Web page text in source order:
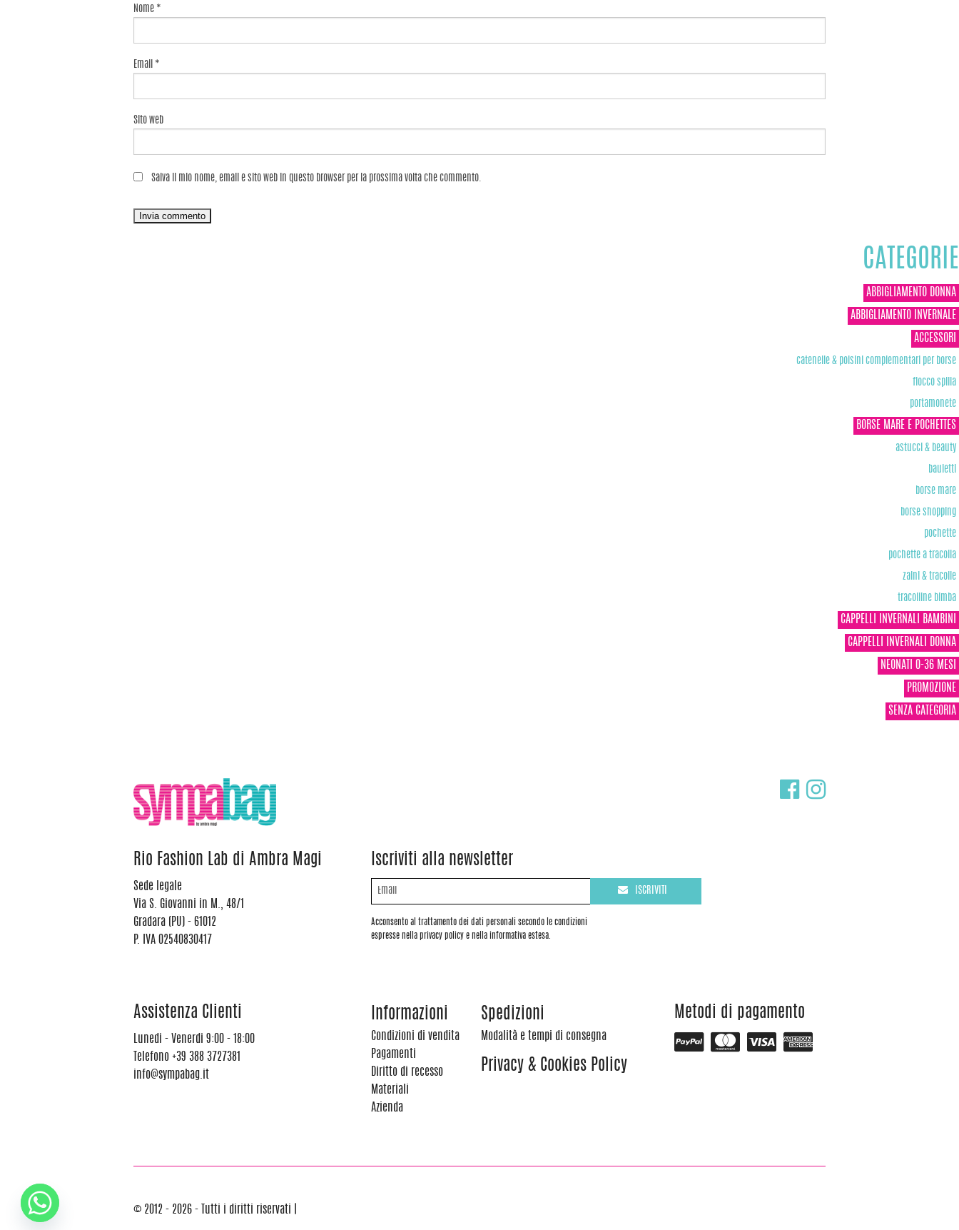
Nome *
Email *
Sito web
Salva il mio nome, email e sito web in questo browser per la prossima volta che commento.
CATEGORIE
ABBIGLIAMENTO DONNA
ABBIGLIAMENTO INVERNALE
ACCESSORI
catenelle & polsini complementari per borse
fiocco spilla
portamonete
BORSE MARE E POCHETTES
astucci & beauty
bauletti
borse mare
borse shopping
pochette
pochette a tracolla
zaini & tracolle
tracolline bimba
CAPPELLI INVERNALI BAMBINI
CAPPELLI INVERNALI DONNA
NEONATI 0-36 MESI
PROMOZIONE
SENZA CATEGORIA
Rio Fashion Lab di Ambra Magi
Sede legale
Via S. Giovanni in M., 48/1
Gradara (PU) - 61012
P. IVA 02540830417
Iscriviti alla newsletter
Acconsento al trattamento dei dati personali secondo le condizioni
espresse nella privacy policy e nella informativa estesa.
ISCRIVITI
Assistenza Clienti
Lunedi - Venerdi 9:00 - 18:00
Telefono +39 388 3727381
info@sympabag.it
Informazioni
Condizioni di vendita
Pagamenti
Diritto di recesso
Materiali
Azienda
Spedizioni
Modalità e tempi di consegna
Privacy & Cookies Policy
Metodi di pagamento
© 2012 - 2026 - Tutti i diritti riservati |